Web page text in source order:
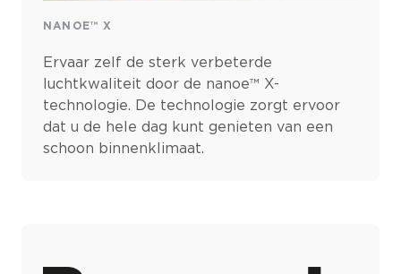
NANOE™ X
Ervaar zelf de sterk verbeterde
luchtkwaliteit door de nanoe™ X-
technologie. De technologie zorgt ervoor
dat u de hele dag kunt genieten van een
schoon binnenklimaat.